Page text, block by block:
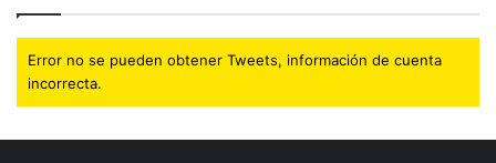
Error no se pueden obtener Tweets, información de cuenta
incorrecta.